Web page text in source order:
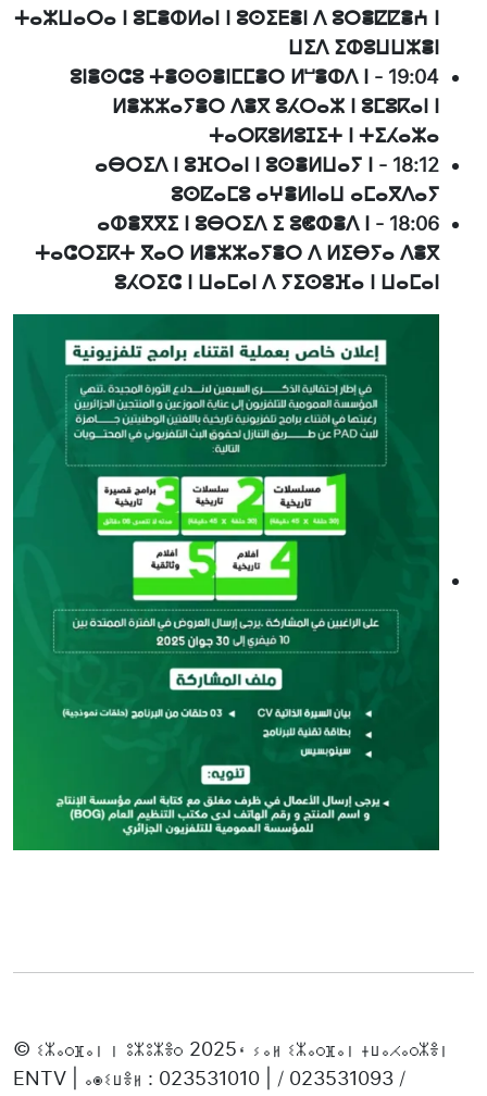
ⵜⴰⵣⵡⴰⵔⴰ ⵏ ⵓⵎⴻⵀⵍⴰⵏ ⵏ ⵓⵙⵉⴹⴻⵏ ⴷ ⵓⵔⴻⵇⵇⴻⵄ ⵏ
ⵡⵉⴷ ⵉⵀⵓⵡⵡⵣⴻⵏ
19:04
-
ⵓⵏⴻⵙⵛⵓ ⵜⴻⵙⵙⴻⵏⵎⵎⴻⵔ ⵍⵯⴻⵀⴷ ⵏ
ⵍⴻⵣⵣⴰⵢⴻⵔ ⴷⴻⴳ ⵓⵃⵔⴰⵣ ⵏ ⵓⵎⵓⴽⴰⵏ ⵏ
ⵜⴰⵔⴽⵓⵍⵓⵊⵉⵜ ⵏ ⵜⵉⵃⴰⵣⴰ
18:12
-
ⴰⴱⵔⵉⴷ ⵏ ⵓⴼⵔⴰⵏ ⵏ ⵓⵙⴻⵍⵡⴰⵢ ⵏ
ⵓⵙⵇⴰⵎⵓ ⴰⵖⴻⵍⵏⴰⵡ ⴰⵎⴰⴳⴷⴰⵢ
18:06
-
ⴰⵀⴻⴳⴳⵉ ⵏ ⵓⴱⵔⵉⴷ ⵉ ⵓⵞⵀⴻⴷ ⵏ
ⵜⴰⵛⵔⵉⴽⵜ ⴳⴰⵔ ⵍⴻⵣⵣⴰⵢⴻⵔ ⴷ ⵍⵉⴱⵢⴰ ⴷⴻⴳ
ⵓⵃⵔⵉⵛ ⵏ ⵡⴰⵎⴰⵏ ⴷ ⵢⵉⵙⵓⴼⴰ ⵏ ⵡⴰⵎⴰⵏ
© ⵉⵣⴰⵔⴼⴰⵏ ⵏ ⵓⵣⵓⵣⴻⵔ 2025، ⵢⴰⵍ ⵉⵣⴰⵔⴼⴰⵏ ⵜⵡⴰⵃⴰⵔⵣⴻⵏ
ENTV | ⴰⵙⵉⵡⴻⵍ : 023531010 | / 023531093 /